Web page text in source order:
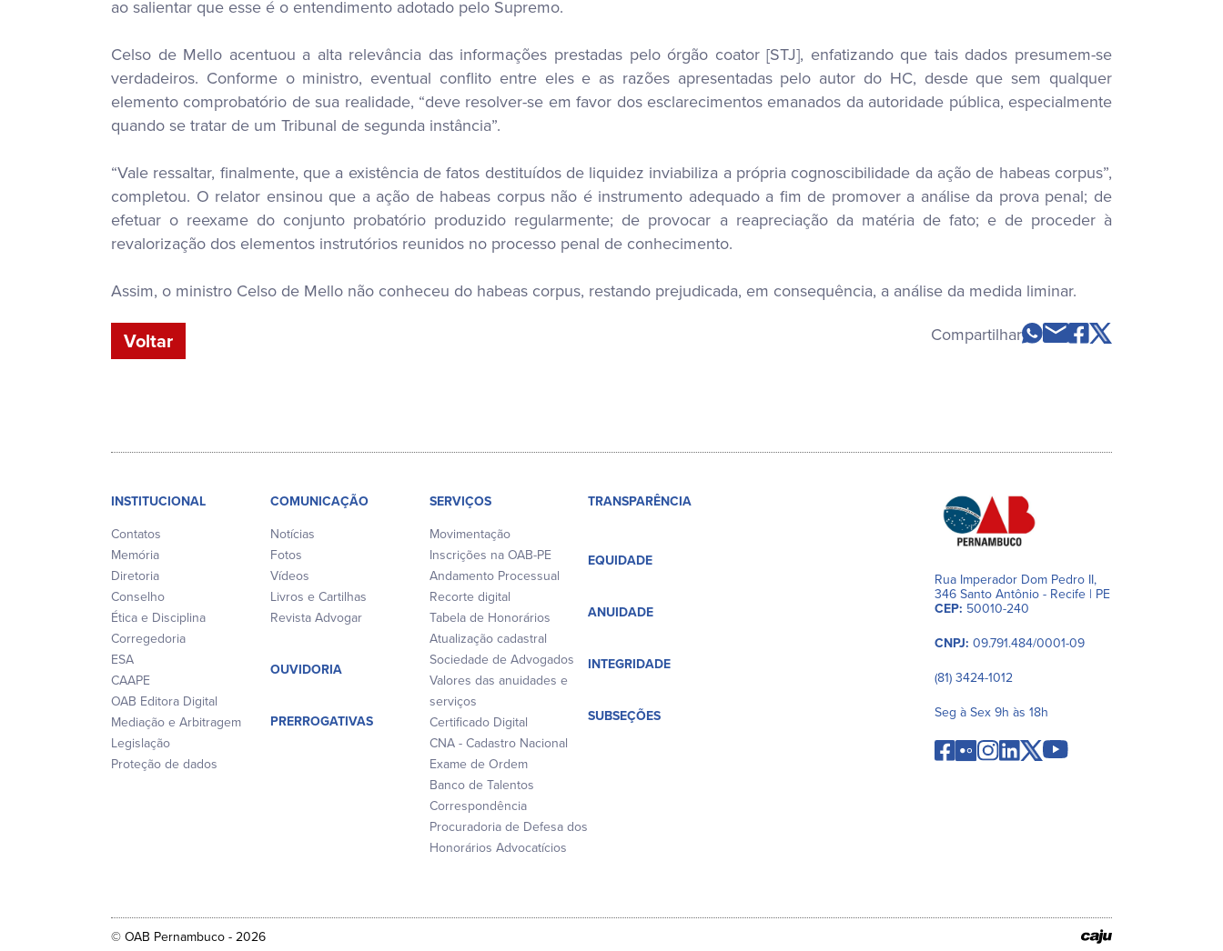
ao salientar que esse é o entendimento adotado pelo Supremo.
Celso de Mello acentuou a alta relevância das informações prestadas pelo órgão coator [STJ], enfatizando que tais dados presumem-se
verdadeiros. Conforme o ministro, eventual conflito entre eles e as razões apresentadas pelo autor do HC, desde que sem qualquer
elemento comprobatório de sua realidade, “deve resolver-se em favor dos esclarecimentos emanados da autoridade pública, especialmente
quando se tratar de um Tribunal de segunda instância”.
“Vale ressaltar, finalmente, que a existência de fatos destituídos de liquidez inviabiliza a própria cognoscibilidade da ação de habeas corpus”,
completou. O relator ensinou que a ação de habeas corpus não é instrumento adequado a fim de promover a análise da prova penal; de
efetuar o reexame do conjunto probatório produzido regularmente; de provocar a reapreciação da matéria de fato; e de proceder à
revalorização dos elementos instrutórios reunidos no processo penal de conhecimento.
Assim, o ministro Celso de Mello não conheceu do habeas corpus, restando prejudicada, em consequência, a análise da medida liminar.
Voltar Compartilhar
INSTITUCIONAL
Contatos
Memória
Diretoria
Conselho
Ética e Disciplina
Corregedoria
ESA
CAAPE
OAB Editora Digital
Mediação e Arbitragem
Legislação
Proteção de dados
COMUNICAÇÃO
Notícias
Fotos
Vídeos
Livros e Cartilhas
Revista Advogar
OUVIDORIA
PRERROGATIVAS
SERVIÇOS
Movimentação
Inscrições na OAB-PE
Andamento Processual
Recorte digital
Tabela de Honorários
Atualização cadastral
Sociedade de Advogados
Valores das anuidades e
serviços
Certificado Digital
CNA - Cadastro Nacional
Exame de Ordem
Banco de Talentos
Correspondência
Procuradoria de Defesa dos
Honorários Advocatícios
TRANSPARÊNCIA
EQUIDADE
ANUIDADE
INTEGRIDADE
SUBSEÇÕES
Rua Imperador Dom Pedro II,
346 Santo Antônio - Recife | PE
CEP: 50010-240
CNPJ: 09.791.484/0001-09
(81) 3424-1012
Seg à Sex 9h às 18h
© OAB Pernambuco - 2026